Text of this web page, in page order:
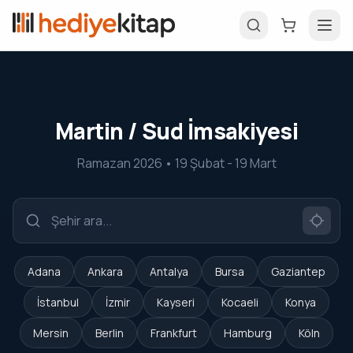
Martin / Sud İmsakiyesi
Ramazan 2026 • 19 Şubat - 19 Mart
Adana Ankara Antalya Bursa Gaziantep
İstanbul İzmir Kayseri Kocaeli Konya
Mersin Berlin Frankfurt Hamburg Köln